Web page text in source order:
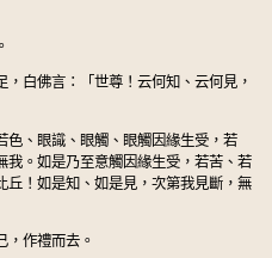
白佛言：「世尊！云何知、云何見，
色、眼識、眼觸、眼觸因緣生受，若
我。如是乃至意觸因緣生受，若苦、若
丘！如是知、如是見，次第我見斷，無
，作禮而去。